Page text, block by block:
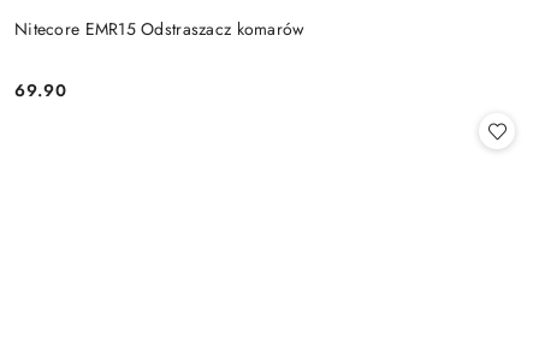
Nitecore EMR15 Odstraszacz komarów
Cena:
69.90